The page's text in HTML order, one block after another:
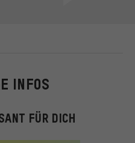
INFOS
FÜR DICH